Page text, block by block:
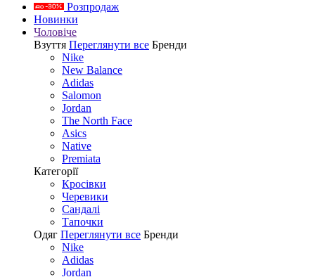
Розпродаж
Новинки
Чоловіче
Взуття Переглянути все Бренди
Nike
New Balance
Adidas
Salomon
Jordan
The North Face
Asics
Native
Premiata
Категорії
Кросівки
Черевики
Сандалі
Tапочки
Одяг Переглянути все Бренди
Nike
Adidas
Jordan